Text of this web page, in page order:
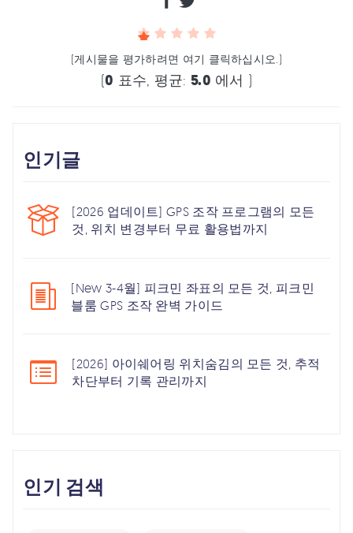
(게시물을 평가하려면 여기 클릭하십시오.)
(0 표수, 평균: 5.0 에서 )
인기글
[2026 업데이트] GPS 조작 프로그램의 모든
것, 위치 변경부터 무료 활용법까지
[New 3-4월] 피크민 좌표의 모든 것, 피크민
블룸 GPS 조작 완벽 가이드
[2026] 아이쉐어링 위치숨김의 모든 것, 추적
차단부터 기록 관리까지
인기 검색